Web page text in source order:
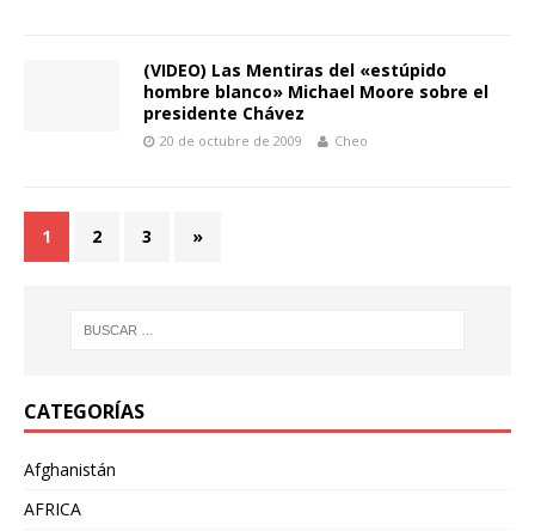
(VIDEO) Las Mentiras del «estúpido
hombre blanco» Michael Moore sobre el
presidente Chávez
20 de octubre de 2009 Cheo
1 2 3 »
CATEGORÍAS
Afghanistán
AFRICA